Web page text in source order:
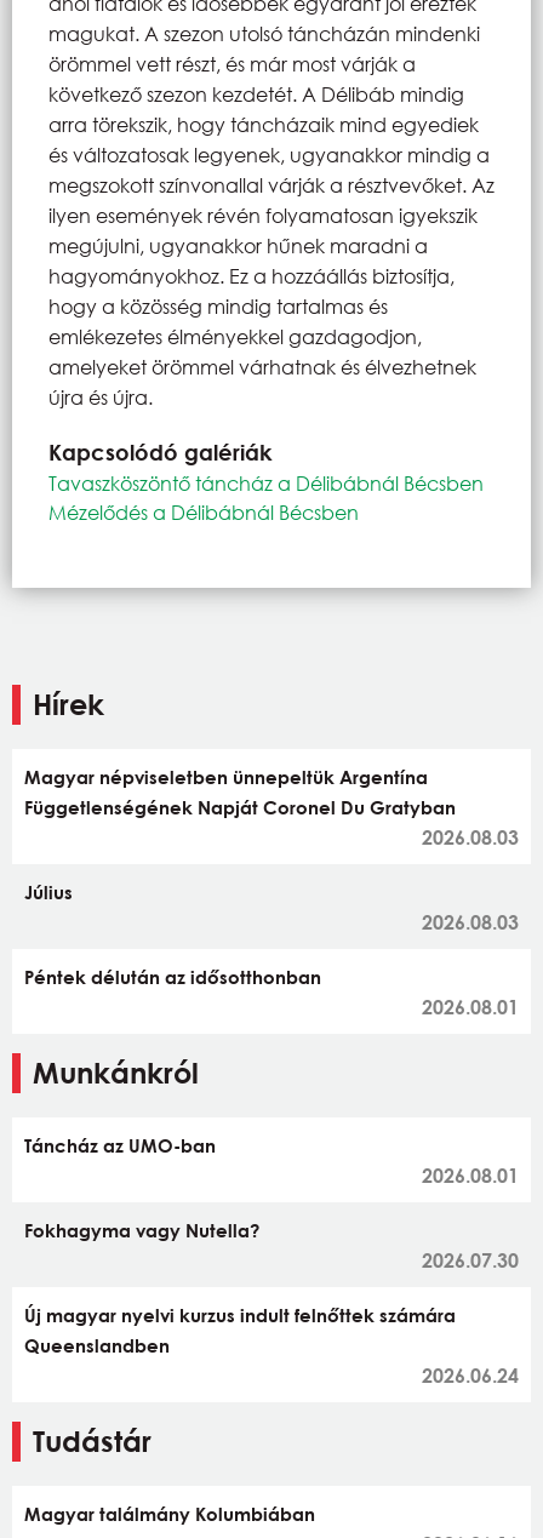
magukat. A szezon utolsó táncházán mindenki
örömmel vett részt, és már most várják a
következő szezon kezdetét. A Délibáb mindig
arra törekszik, hogy táncházaik mind egyediek
és változatosak legyenek, ugyanakkor mindig a
megszokott színvonallal várják a résztvevőket. Az
ilyen események révén folyamatosan igyekszik
megújulni, ugyanakkor hűnek maradni a
hagyományokhoz. Ez a hozzáállás biztosítja,
hogy a közösség mindig tartalmas és
emlékezetes élményekkel gazdagodjon,
amelyeket örömmel várhatnak és élvezhetnek
újra és újra.
Kapcsolódó galériák
Tavaszköszöntő táncház a Délibábnál Bécsben
Mézelődés a Délibábnál Bécsben
Hírek
Magyar népviseletben ünnepeltük Argentína
Függetlenségének Napját Coronel Du Gratyban
2026.08.03
Július
2026.08.03
Péntek délután az idősotthonban
2026.08.01
Munkánkról
Táncház az UMO-ban
2026.08.01
Fokhagyma vagy Nutella?
2026.07.30
Új magyar nyelvi kurzus indult felnőttek számára
Queenslandben
2026.06.24
Tudástár
Magyar találmány Kolumbiában